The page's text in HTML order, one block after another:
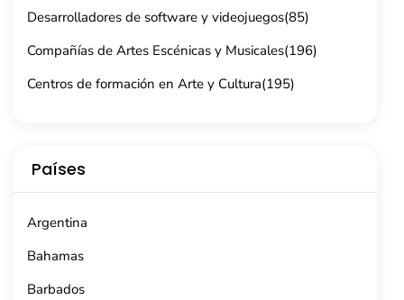
Desarrolladores de software y videojuegos(85)
Compañías de Artes Escénicas y Musicales(196)
Centros de formación en Arte y Cultura(195)
Países
Argentina
Bahamas
Barbados